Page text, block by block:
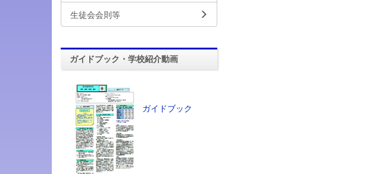
生徒会会則等
ガイドブック・学校紹介動画
ガイドブック